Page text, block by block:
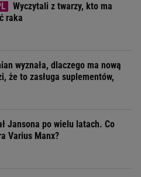
Wyczytali z twarzy, kto ma
raka
wyznała, dlaczego ma nową
że to zasługa suplementów,
Jansona po wielu latach. Co
Varius Manx?